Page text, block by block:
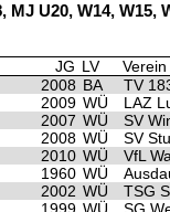
MJ U20, W14, W15,
JG LV
Verein
2008 BA
TV
2009 WÜ
LAZ
2007 WÜ
SV
2008 WÜ
SV
2010 WÜ
VfL
1960 WÜ
2002 WÜ
TSG